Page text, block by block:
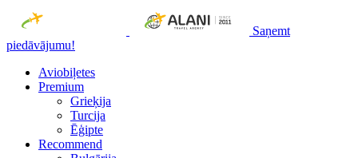
Saņemt
piedāvājumu!
Aviobiļetes
Premium
Grieķija
Turcija
Ēģipte
Recommend